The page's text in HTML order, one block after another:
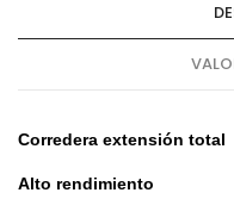
Corredera extensión total
Alto rendimiento